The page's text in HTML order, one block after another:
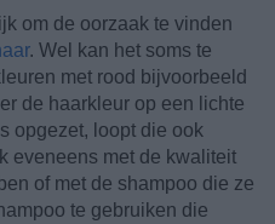
om de oorzaak te vinden
. Wel kan het soms te
met rood bijvoorbeeld
de haarkleur op een lichte
opgezet, loopt die ook
eveneens met de kwaliteit
of met de shampoo die ze
te gebruiken die